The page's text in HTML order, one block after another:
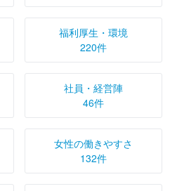
福利厚生・環境
220件
社員・経営陣
46件
女性の働きやすさ
132件